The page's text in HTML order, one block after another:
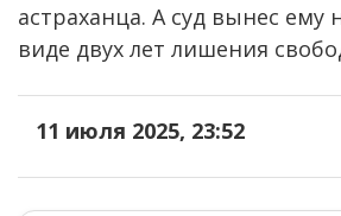
астраханца. А суд вынес ему
виде двух лет лишения
11 июля 2025, 23:52